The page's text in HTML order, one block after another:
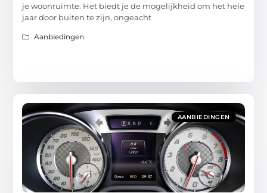
je woonruimte. Het biedt je de mogelijkheid om het hele
jaar door buiten te zijn, ongeacht
Aanbiedingen
AANBIEDINGEN